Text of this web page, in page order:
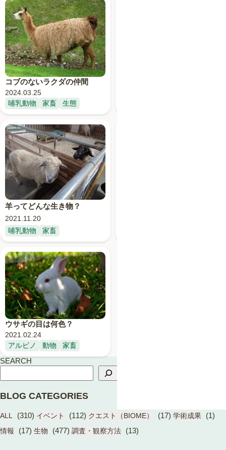
コブのないラクダの仲間
2024.03.25
哺乳動物
家畜 生態
羊ってどんな生き物？
2021.11.20
哺乳動物
家畜
ウサギの目は何色？
2021.02.24
アルビノ
動物 家畜
SEARCH
BLOG CATEGORIES
ALL (310) イベント (112) クエスト（BIOME） (17) 学術成果 (1)
情報 (17) 生物 (477) 調査・観察方法 (13)